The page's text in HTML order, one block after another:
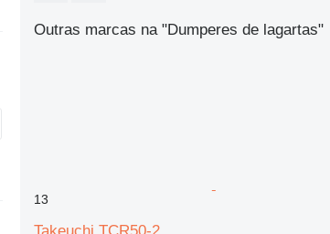
Outras marcas na "Dumperes de lagartas"
13